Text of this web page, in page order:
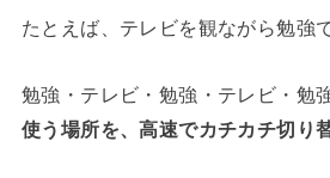
たとえば、テレビを観ながら勉強
勉強・テレビ・勉強・テレビ・勉
使う場所を、高速でカチカチ切り